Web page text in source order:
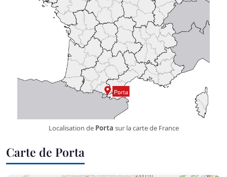
Localisation de Porta sur la carte de France
Carte de Porta